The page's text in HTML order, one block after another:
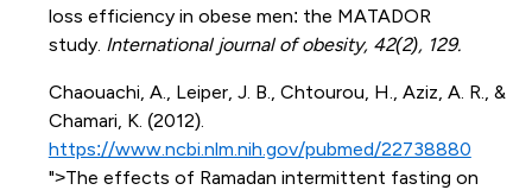
loss efficiency in obese men: the MATADOR
study. International journal of obesity, 42(2), 129.
Chaouachi, A., Leiper, J. B., Chtourou, H., Aziz, A. R., &
Chamari, K. (2012).
https://www.ncbi.nlm.nih.gov/pubmed/22738880
">The effects of Ramadan intermittent fasting on